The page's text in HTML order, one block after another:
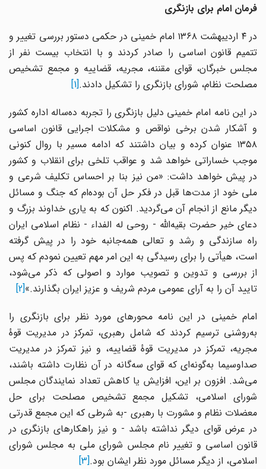
فرمان امام برای بازنگری
در ۴ اردیبهشت ۱۳۶۸ امام خمینی در حکمی دستور بررسی تغییر و
تتمیم قانون اساسی را صادر کردند و با انتخاب بیست نفر از
مجلس خبرگان، قوای مقننه، مجریه، قضاییه و مجمع تشخیص
مصلحت نظام، شورای بازنگری را تشکیل دادند.[1]
در این نامه امام خمینی دلیل بازنگری را تجربه ده‌ساله اداره کشور
و آشکار شدن برخی نواقص و مشکلات اجرایی قانون اساسی
۱۳۵۸ عنوان کرده و بیان داشتند که ادامه مسیر با روال کنونی
موجب خساراتی خواهد شد و عواقب تلخی برای انقلاب و کشور
در پیش خواهد داشت: «من نیز بنا بر احساس تکلیف شرعی و
ملی خود از مدت‌ها قبل در فکر حل آن بوده‌ام که جنگ و مسائل
دیگر مانع از انجام آن می‌گردید. اکنون که به یاری خداوند بزرگ و
دعای خیر حضرت بقیه‌الله - روحی له الفداء - نظام اسلامی ایران
راه سازندگی و رشد و تعالی همه‌جانبه خود را در پیش گرفته
است، هیأتی را برای رسیدگی به این امر مهم تعیین نمودم که پس
از بررسی و تدوین و تصویب موارد و اصولی که ذکر می‌شود،
تایید آن را به آرای عمومی مردم شریف و عزیز ایران بگذارند.»[2]
امام خمینی در این نامه محورهای مورد نظر برای بازنگری را
به‌روشنی ترسیم کردند که شامل رهبری، تمرکز در مدیریت قوهٔ
مجریه، تمرکز در مدیریت قوهٔ قضاییه، و نیز تمرکز در مدیریت
صداوسیما به‌گونه‌ای که قوای سه‌گانه در آن نظارت داشته باشند،
می‌شد. افزون بر این، افزایش یا کاهش تعداد نمایندگان مجلس
شورای اسلامی، تشکیل مجمع تشخیص مصلحت برای حل
معضلات نظام و مشورت با رهبری -به شرطی که این مجمع قدرتی
در عرض قوای دیگر نداشته باشد - و نیز راهکارهای بازنگری در
قانون اساسی و تغییر نام مجلس شورای ملی به مجلس شورای
اسلامی، از دیگر مسائل مورد نظر ایشان بود.[3]